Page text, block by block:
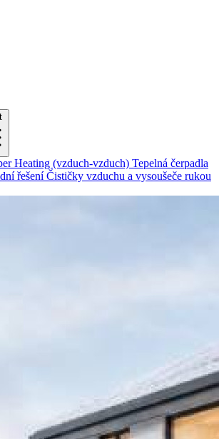
Heating (vzduch-vzduch) Tepelná čerpadla
řešeníČističky vzduchu a vysoušeče rukou